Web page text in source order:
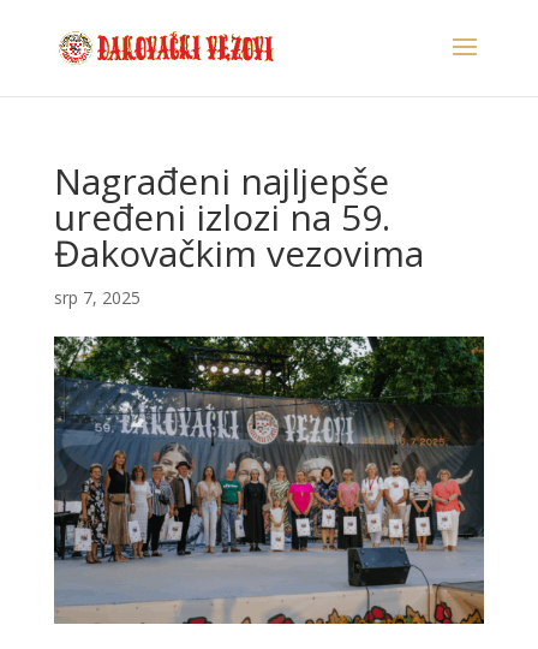
Nagrađeni najljepše
uređeni izlozi na 59.
Đakovačkim vezovima
srp 7, 2025